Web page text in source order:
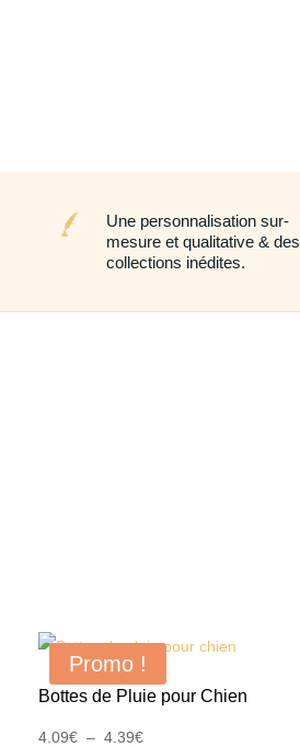
Une personnalisation sur-
mesure et qualitative & des
collections inédites.
Promo !
Bottes de Pluie pour Chien
4.09€ – 4.39€Plage